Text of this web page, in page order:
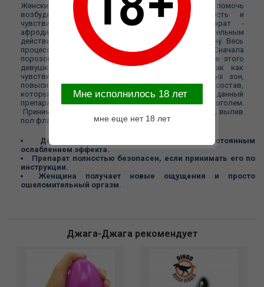
Женский возбудитель, который призван помочь
возбудиться женщинам, усиливает эластичность и
чувствительность стенок влагалища. Препарат -
афродизиак обладает очень быстрым и продолжительным
действием, способен за 10 минут возбудить женщину. Весь
процесс возбуждения вы увидите сами. Сначала
порозовеют щеки, затем участится дыхание, после этого
девушке станет жарко. Она начнет ерзать, так как
чувствительность тела, а в частности эрогенных зон,
повысится. Полностью травяной, натуральный состав,
который позволит без ограничений использовать данный
препарат. "Обольщение" полностью совместим с алкоголем.
Принимать препарат следует за 10 минут до секса, вылив
пол флакона в любой напиток.
Действие препарата 24 часа, с постоянным
ослаблением эффекта.
Препарат полностью безопасен, если принимать его по
инструкции.
Женщина получает новые ощущения и просто
ошеломительный оргазм.
Джага-Джага рекомендует
Mне исполнилось 18 лет
мне еще нет 18 лет